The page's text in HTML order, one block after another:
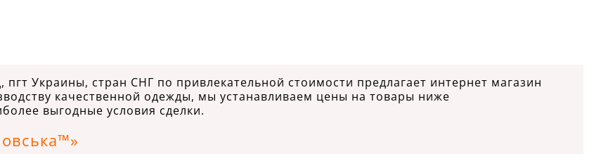
Украины, стран СНГ по привлекательной стоимости предлагает интернет магазин
качественной одежды, мы устанавливаем цены на товары ниже
выгодные условия сделки.